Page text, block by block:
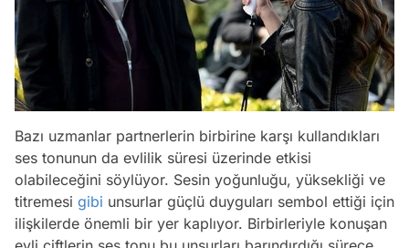
Bazı uzmanlar partnerlerin birbirine karşı kullandıkları
ses tonunun da evlilik süresi üzerinde etkisi
olabileceğini söylüyor. Sesin yoğunluğu, yüksekliği ve
titremesi gibi unsurlar güçlü duyguları sembol ettiği için
ilişkilerde önemli bir yer kaplıyor. Birbirleriyle konuşan